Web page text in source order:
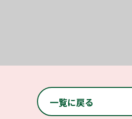
投稿ナビゲーシ
一覧に戻る